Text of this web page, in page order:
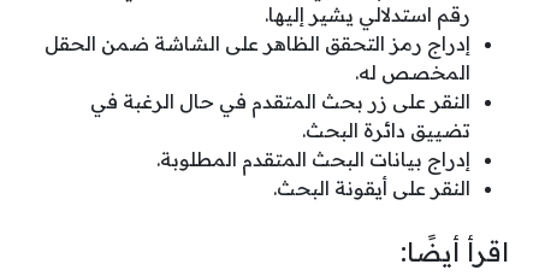
رقم استدلالي يشير إليها.
إدراج رمز التحقق الظاهر على الشاشة ضمن الحقل
المخصص له.
النقر على زر بحث المتقدم في حال الرغبة في
تضييق دائرة البحث.
إدراج بيانات البحث المتقدم المطلوبة.
النقر على أيقونة البحث.
اقرأ أيضًا: